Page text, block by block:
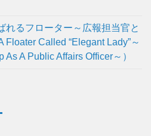
れるフローター～広報担当官と
Floater Called “Elegant Lady”～
A Public Affairs Officer～）